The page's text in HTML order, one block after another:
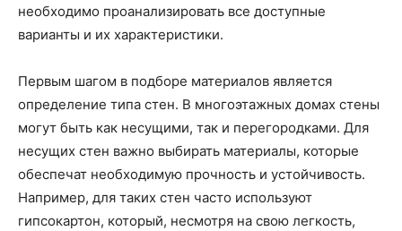
необходимо проанализировать все доступные
варианты и их характеристики.
Первым шагом в подборе материалов является
определение типа стен. В многоэтажных домах стены
могут быть как несущими, так и перегородками. Для
несущих стен важно выбирать материалы, которые
обеспечат необходимую прочность и устойчивость.
Например, для таких стен часто используют
гипсокартон, который, несмотря на свою легкость,